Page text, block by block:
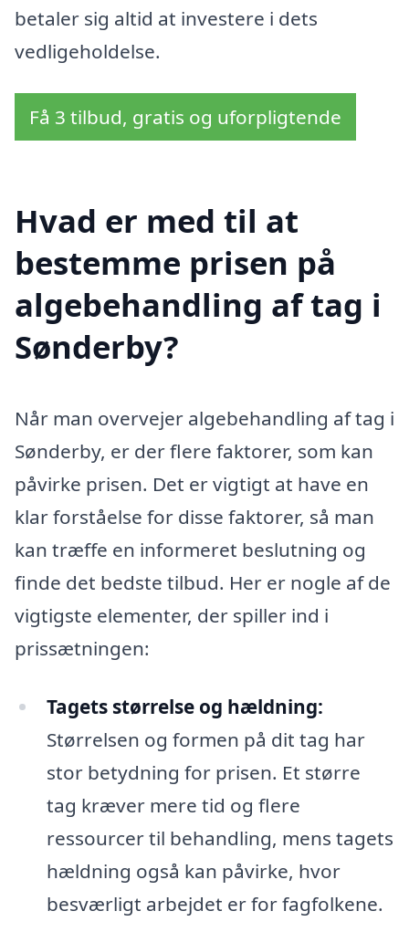
betaler sig altid at investere i dets
vedligeholdelse.
Få 3 tilbud, gratis og uforpligtende
Hvad er med til at
bestemme prisen på
algebehandling af tag i
Sønderby?
Når man overvejer algebehandling af tag i
Sønderby, er der flere faktorer, som kan
påvirke prisen. Det er vigtigt at have en
klar forståelse for disse faktorer, så man
kan træffe en informeret beslutning og
finde det bedste tilbud. Her er nogle af de
vigtigste elementer, der spiller ind i
prissætningen:
Tagets størrelse og hældning:
Størrelsen og formen på dit tag har
stor betydning for prisen. Et større
tag kræver mere tid og flere
ressourcer til behandling, mens tagets
hældning også kan påvirke, hvor
besværligt arbejdet er for fagfolkene.